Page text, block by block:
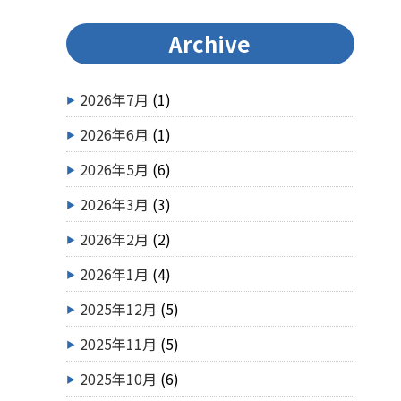
Archive
2026年7月 (1)
2026年6月 (1)
2026年5月 (6)
2026年3月 (3)
2026年2月 (2)
2026年1月 (4)
2025年12月 (5)
2025年11月 (5)
2025年10月 (6)